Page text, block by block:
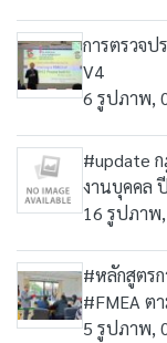
การตรวจป
V4
6 รูปภาพ,
#update
งานบุคคล
16 รูปภาพ
#หลักสูตร
#FMEA ต
5 รูปภาพ,